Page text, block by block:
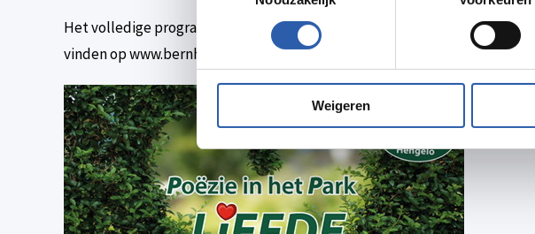
Weigeren
Het volledige programma, inclusief locaties en tijden, wordt later bekend
vinden op www.bernhardsontmoeting.nl, de socials en de flyer.